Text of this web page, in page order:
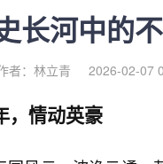
长河中的
者：林立青 2026-02-07
，情动英豪